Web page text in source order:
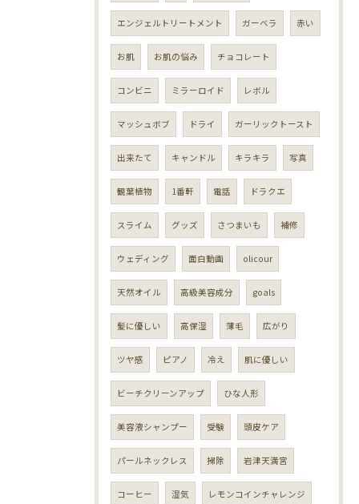
エンジェルトリートメント ガーベラ 赤い
お肌 お肌の悩み チョコレート
コンビニ ミラーロイド レボル
マッシュボブ ドライ ガーリックトースト
出来たて キャンドル キラキラ 写真
観葉植物 1番軒 電話 ドラクエ
スライム グッズ さつまいも 補修
ウェディング 面白動画 olicour
天然オイル 高級美容成分 goals
髪に優しい 高保湿 薄毛 広がり
ツヤ感 ピアノ 冷え 肌に優しい
ビーチクリーンアップ ひな人形
美容液シャンプー 受験 頭皮ケア
パールネックレス 掃除 岩津天満宮
コーヒー 湿気 レモンコインチャレンジ